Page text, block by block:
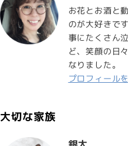
お花とお酒と
のが大好きで
事にたくさん
ど、笑顔の日
なりました。
プロフィール
大切な家族